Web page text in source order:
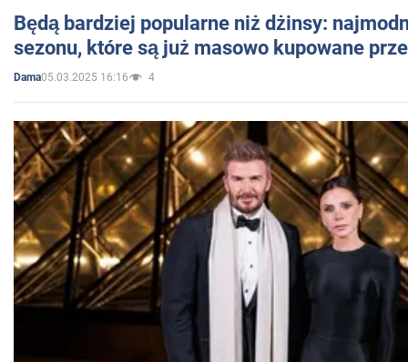
Będą bardziej popularne niż dżinsy:
sezonu, które są już masowo kupowane
Dama05.03.2025 16:16 4